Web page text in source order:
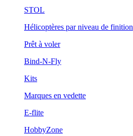
STOL
Hélicoptères par niveau de finition
Prêt à voler
Bind-N-Fly
Kits
Marques en vedette
E-flite
HobbyZone